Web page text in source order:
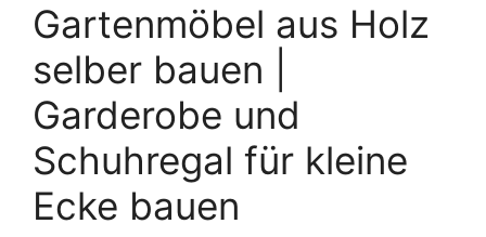
Gartenmöbel aus Holz
selber bauen |
Garderobe und
Schuhregal für kleine
Ecke bauen